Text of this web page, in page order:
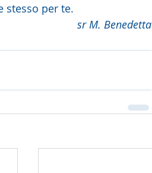
stesso per te.
sr M. Benedetta